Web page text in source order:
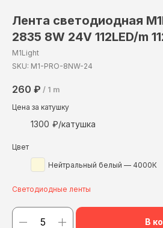
Лента светодиодная
2835 8W 24V 112LED/m
M1Light
SKU: M1-PRO-8NW-24
260 ₽ / 1 m
Цена за катушку
1300
Цвет
Нейтральный белый — 4000К
Светодиодные ленты
В